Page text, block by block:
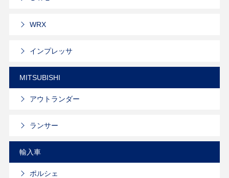
WRX
インプレッサ
MITSUBISHI
アウトランダー
ランサー
輸入車
ポルシェ